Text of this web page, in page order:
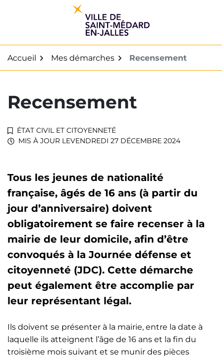
Accueil Mes démarches Recensement
Recensement
ÉTAT CIVIL ET CITOYENNETÉ
MIS À JOUR LEVENDREDI 27 DÉCEMBRE 2024
Tous les jeunes de nationalité
française, âgés de 16 ans (à partir du
jour d’anniversaire) doivent
obligatoirement se faire recenser à la
mairie de leur domicile, afin d’être
convoqués à la Journée défense et
citoyenneté (JDC). Cette démarche
peut également être accomplie par
leur représentant légal.
Ils doivent se présenter à la mairie, entre la date à
laquelle ils atteignent l’âge de 16 ans et la fin du
troisième mois suivant et se munir des pièces